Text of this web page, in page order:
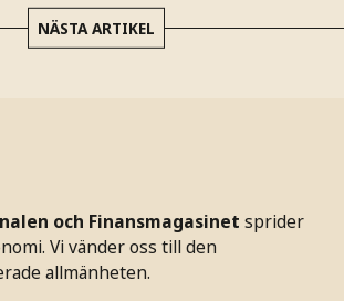
NÄSTA ARTIKEL
och Finansmagasinet sprider
Vi vänder oss till den
allmänheten.